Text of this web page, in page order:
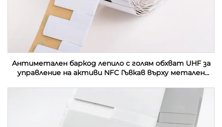
Антиметален баркод лепило с голям обхват UHF за
управление на активи NFC Гъвкав върху метален